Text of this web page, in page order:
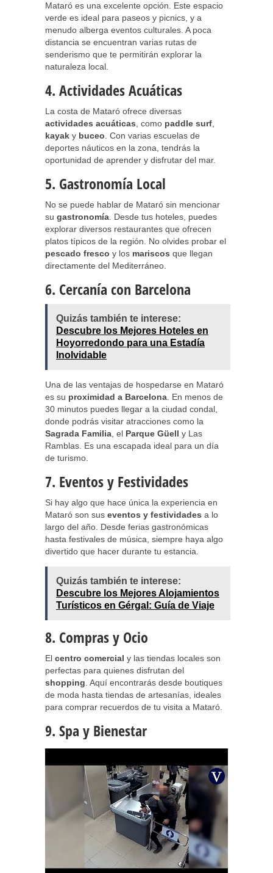
Mataró es una excelente opción. Este espacio
verde es ideal para paseos y picnics, y a
menudo alberga eventos culturales. A poca
distancia se encuentran varias rutas de
senderismo que te permitirán explorar la
naturaleza local.
4. Actividades Acuáticas
La costa de Mataró ofrece diversas
actividades acuáticas , como paddle surf
kayak y buceo . Con varias escuelas de
deportes náuticos en la zona, tendrás la
oportunidad de aprender y disfrutar del mar.
5. Gastronomía Local
No se puede hablar de Mataró sin mencionar
su gastronomía . Desde tus hoteles, puedes
explorar diversos restaurantes que ofrecen
platos típicos de la región. No olvides probar el
pescado fresco y los mariscos que llegan
directamente del Mediterráneo.
6. Cercanía con Barcelona
Quizás también te interese:
Descubre los Mejores Hoteles en
Hoyorredondo para una Estadía
Inolvidable
Una de las ventajas de hospedarse en Mataró
es su proximidad a Barcelona . En menos de
30 minutos puedes llegar a la ciudad condal,
donde podrás visitar atracciones como la
Sagrada Familia , el Parque Güell y Las
Ramblas. Es una escapada ideal para un día
de turismo.
7. Eventos y Festividades
Si hay algo que hace única la experiencia en
Mataró son sus eventos y festividades a lo
largo del año. Desde ferias gastronómicas
hasta festivales de música, siempre haya algo
divertido que hacer durante tu estancia.
Quizás también te interese:
Descubre los Mejores Alojamientos
Turísticos en Gérgal: Guía de Viaje
8. Compras y Ocio
El centro comercial y las tiendas locales son
perfectas para quienes disfrutan del
shopping . Aquí encontrarás desde boutiques
de moda hasta tiendas de artesanías, ideales
para comprar recuerdos de tu visita a Mataró.
9. Spa y Bienestar